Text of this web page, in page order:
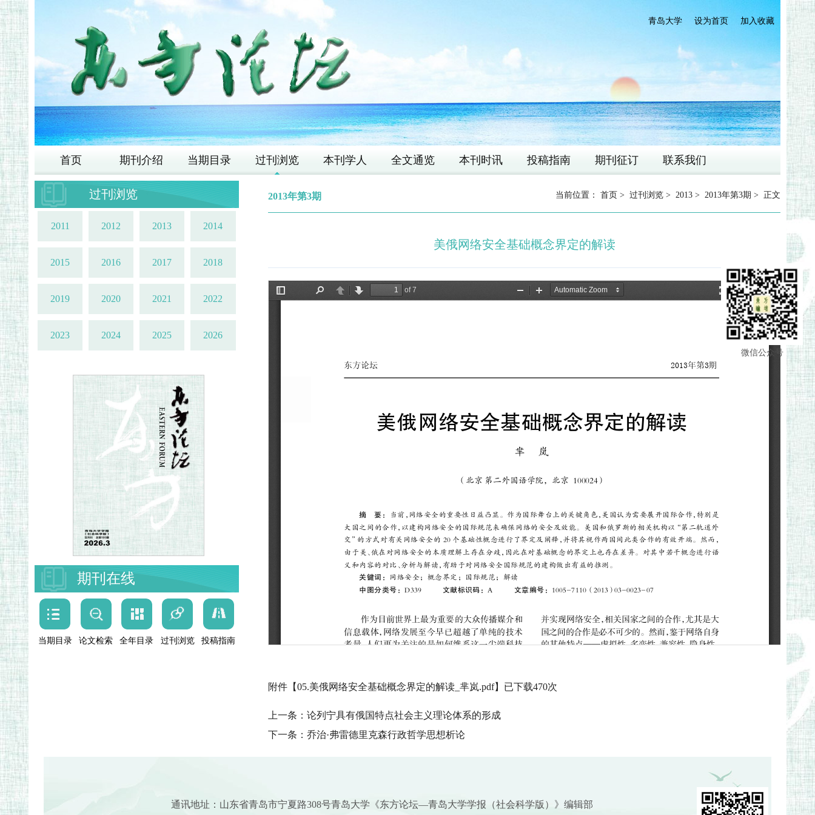
加入收藏
设为首页
青岛大学
首页 期刊介绍 当期目录 过刊浏览 本刊学人 全文通览 本刊时讯 投稿指南 期刊征订 联系我们
微信公众号
过刊浏览
2011 2012 2013 2014
2015 2016 2017 2018
2019 2020 2021 2022
2023 2024 2025 2026
期刊在线
当期目录 论文检索 全年目录 过刊浏览 投稿指南
2013年第3期 当前位置： 首页 > 过刊浏览 > 2013 > 2013年第3期 > 正文
美俄网络安全基础概念界定的解读
附件【05.美俄网络安全基础概念界定的解读_芈岚.pdf】已下载470次
上一条： 论列宁具有俄国特点社会主义理论体系的形成
下一条： 乔治·弗雷德里克森行政哲学思想析论
通讯地址：山东省青岛市宁夏路308号青岛大学《东方论坛—青岛大学学报（社会科学版）》编辑部